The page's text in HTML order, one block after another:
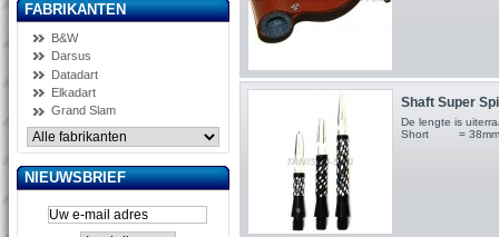
FABRIKANTEN
B&W
Darsus
Datadart
Elkadart
Grand Slam
NIEUWSBRIEF
Shaft Super
De lengte is
Short = 38mm